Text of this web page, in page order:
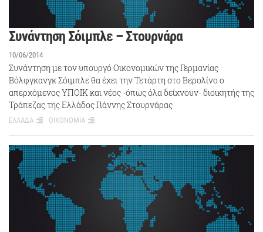
Συνάντηση Σόιμπλε – Στουρνάρα
10/06/2014
Συνάντηση με τον υπουργό Οικονομικών της Γερμανίας
Βόλφγκανγκ Σόιμπλε θα έχει την Τετάρτη στο Βερολίνο ο
απερχόμενος ΥΠΟΙΚ και νέος -όπως όλα δείχνουν- διοικητής της
Τράπεζας της Ελλάδος Γιάννης Στουρνάρας
ΕΛΛΑΔΑ ΟΙΚΟΝΟΜΙΑ